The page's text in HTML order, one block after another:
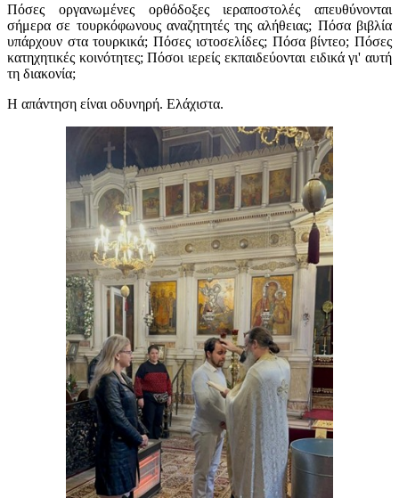
Πόσες οργανωμένες ορθόδοξες ιεραποστολές απευθύνονται
σήμερα σε τουρκόφωνους αναζητητές της αλήθειας; Πόσα βιβλία
υπάρχουν στα τουρκικά; Πόσες ιστοσελίδες; Πόσα βίντεο; Πόσες
κατηχητικές κοινότητες; Πόσοι ιερείς εκπαιδεύονται ειδικά γι' αυτή
τη διακονία;
Η απάντηση είναι οδυνηρή. Ελάχιστα.